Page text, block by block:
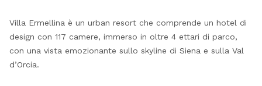
Villa Ermellina è un urban resort che comprende un hotel di
design con 117 camere, immerso in oltre 4 ettari di parco,
con una vista emozionante sullo skyline di Siena e sulla Val
d’Orcia.